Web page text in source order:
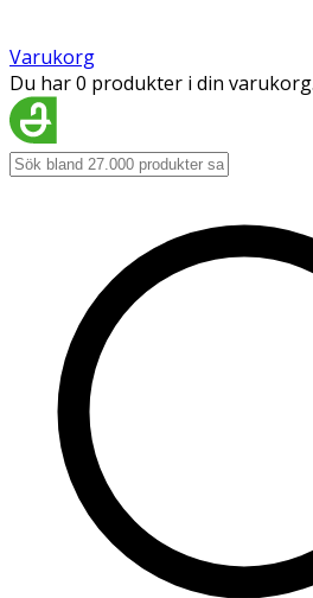
Varukorg
Du har 0 produkter i din varukorg.